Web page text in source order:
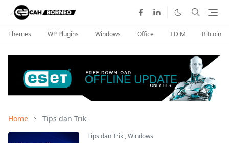
Themes WP Plugins Windows Office I D M Bitcoin
Home Tips dan Trik
Tips dan Trik,Windows